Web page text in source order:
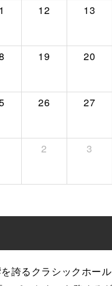
12 13
19 20
26 27
2 3
誇るクラシックホー